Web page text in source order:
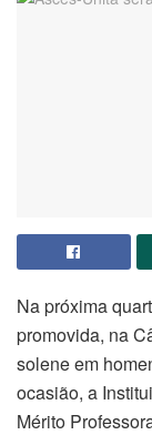
Na próxima
promovida, na
solene em
ocasião, a
Mérito